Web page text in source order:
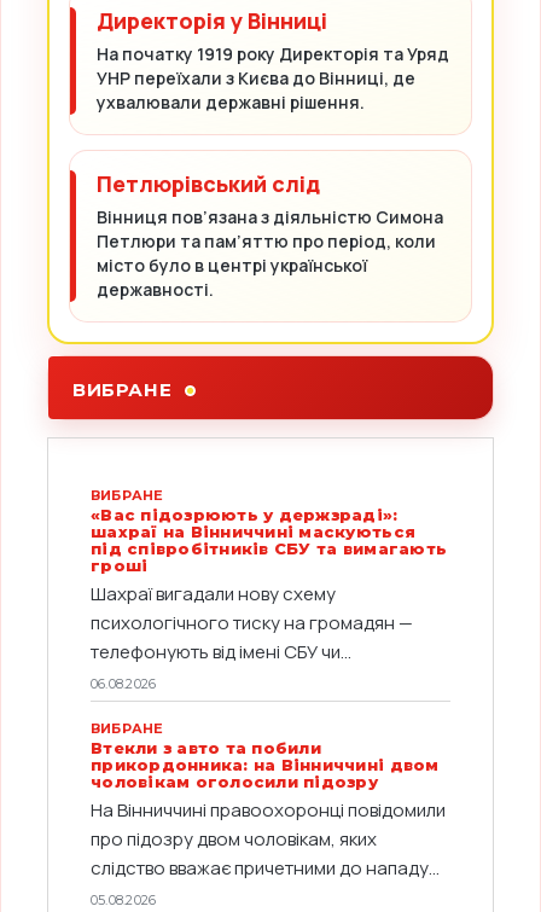
Директорія у Вінниці
На початку 1919 року Директорія та Уряд
УНР переїхали з Києва до Вінниці, де
ухвалювали державні рішення.
Петлюрівський слід
Вінниця пов’язана з діяльністю Симона
Петлюри та пам’яттю про період, коли
місто було в центрі української
державності.
ВИБРАНЕ
ВИБРАНЕ
«Вас підозрюють у держзраді»:
шахраї на Вінниччині маскуються
під співробітників СБУ та вимагають
гроші
Шахраї вигадали нову схему
психологічного тиску на громадян —
телефонують від імені СБУ чи...
06.08.2026
ВИБРАНЕ
Втекли з авто та побили
прикордонника: на Вінниччині двом
чоловікам оголосили підозру
На Вінниччині правоохоронці повідомили
про підозру двом чоловікам, яких
слідство вважає причетними до нападу...
05.08.2026